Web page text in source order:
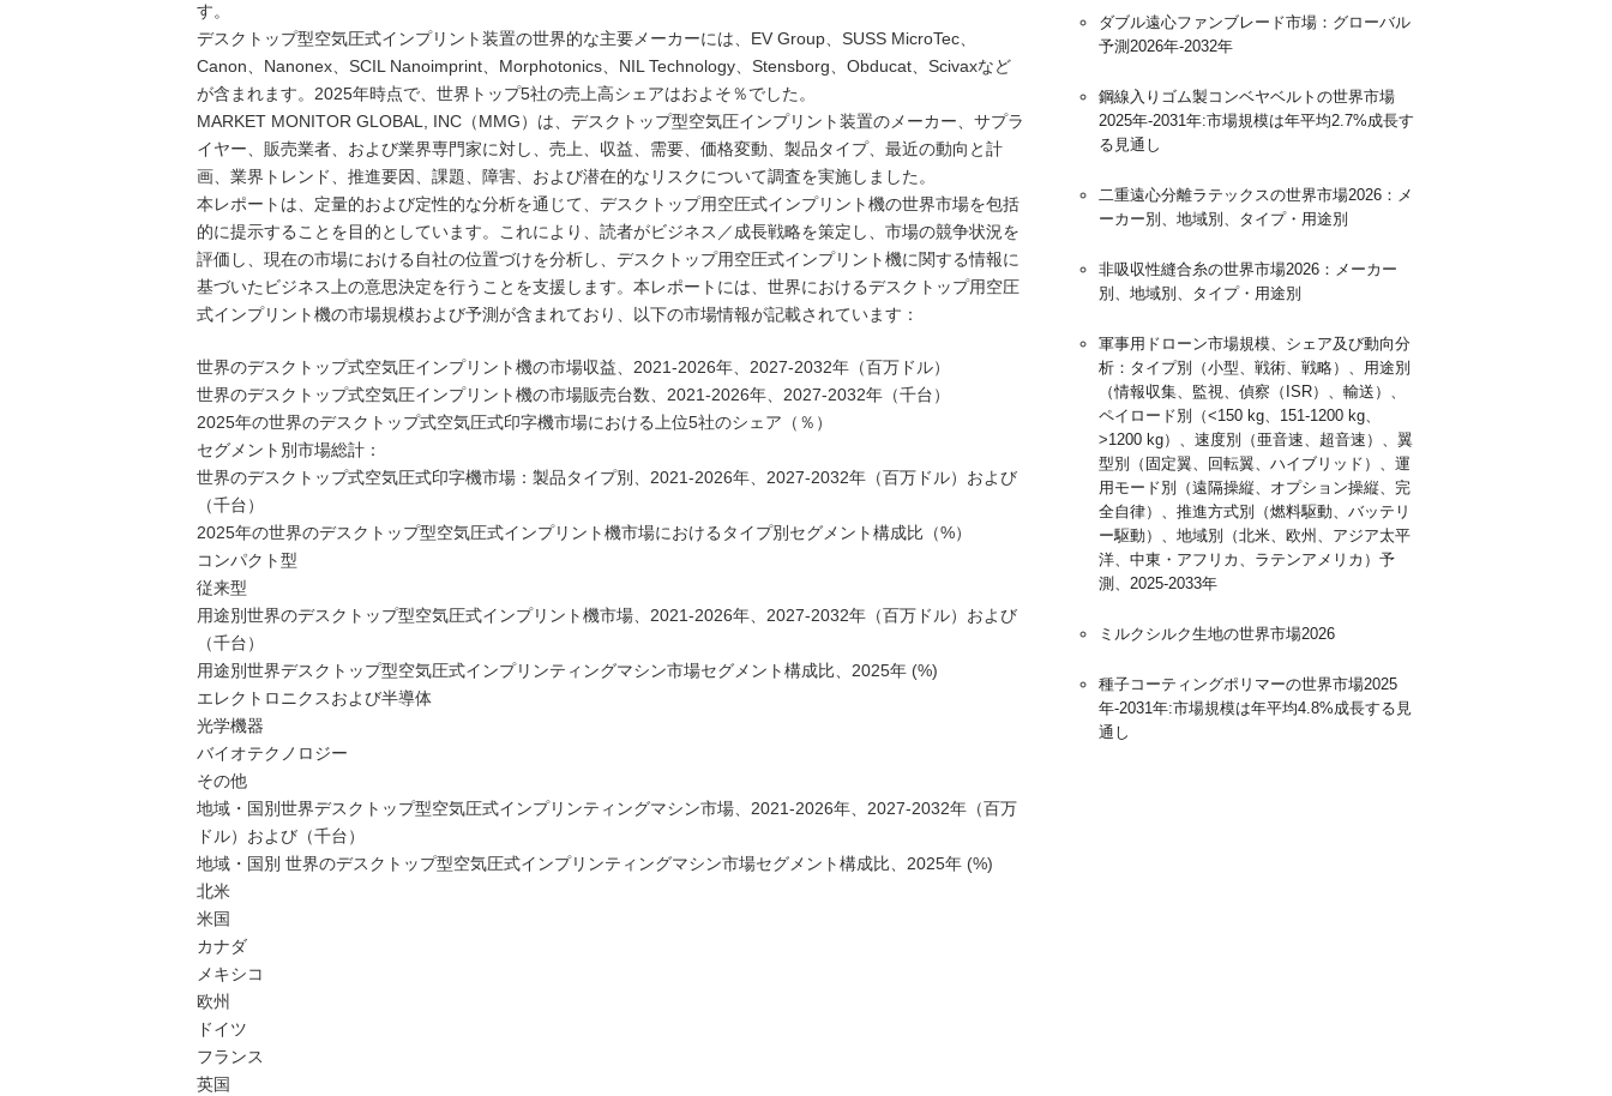
す。
デスクトップ型空気圧式インプリント装置の世界的な主要メーカーには、EV Group、SUSS MicroTec、
Canon、Nanonex、SCIL Nanoimprint、Morphotonics、NIL Technology、Stensborg、Obducat、Scivaxなど
が含まれます。2025年時点で、世界トップ5社の売上高シェアはおよそ％でした。
MARKET MONITOR GLOBAL, INC（MMG）は、デスクトップ型空気圧インプリント装置のメーカー、サプラ
イヤー、販売業者、および業界専門家に対し、売上、収益、需要、価格変動、製品タイプ、最近の動向と計
画、業界トレンド、推進要因、課題、障害、および潜在的なリスクについて調査を実施しました。
本レポートは、定量的および定性的な分析を通じて、デスクトップ用空圧式インプリント機の世界市場を包括
的に提示することを目的としています。これにより、読者がビジネス／成長戦略を策定し、市場の競争状況を
評価し、現在の市場における自社の位置づけを分析し、デスクトップ用空圧式インプリント機に関する情報に
基づいたビジネス上の意思決定を行うことを支援します。本レポートには、世界におけるデスクトップ用空圧
式インプリント機の市場規模および予測が含まれており、以下の市場情報が記載されています：
世界のデスクトップ式空気圧インプリント機の市場収益、2021-2026年、2027-2032年（百万ドル）
世界のデスクトップ式空気圧インプリント機の市場販売台数、2021-2026年、2027-2032年（千台）
2025年の世界のデスクトップ式空気圧式印字機市場における上位5社のシェア（％）
セグメント別市場総計：
世界のデスクトップ式空気圧式印字機市場：製品タイプ別、2021-2026年、2027-2032年（百万ドル）および
（千台）
2025年の世界のデスクトップ型空気圧式インプリント機市場におけるタイプ別セグメント構成比（%）
コンパクト型
従来型
用途別世界のデスクトップ型空気圧式インプリント機市場、2021-2026年、2027-2032年（百万ドル）および
（千台）
用途別世界デスクトップ型空気圧式インプリンティングマシン市場セグメント構成比、2025年 (%)
エレクトロニクスおよび半導体
光学機器
バイオテクノロジー
その他
地域・国別世界デスクトップ型空気圧式インプリンティングマシン市場、2021-2026年、2027-2032年（百万
ドル）および（千台）
地域・国別 世界のデスクトップ型空気圧式インプリンティングマシン市場セグメント構成比、2025年 (%)
北米
米国
カナダ
メキシコ
欧州
ドイツ
フランス
英国
ダブル遠心ファンブレード市場：グローバル
予測2026年-2032年
鋼線入りゴム製コンベヤベルトの世界市場
2025年-2031年:市場規模は年平均2.7%成長す
る見通し
二重遠心分離ラテックスの世界市場2026：メ
ーカー別、地域別、タイプ・用途別
非吸収性縫合糸の世界市場2026：メーカー
別、地域別、タイプ・用途別
軍事用ドローン市場規模、シェア及び動向分
析：タイプ別（小型、戦術、戦略）、用途別
（情報収集、監視、偵察（ISR）、輸送）、
ペイロード別（<150 kg、151-1200 kg、
>1200 kg）、速度別（亜音速、超音速）、翼
型別（固定翼、回転翼、ハイブリッド）、運
用モード別（遠隔操縦、オプション操縦、完
全自律）、推進方式別（燃料駆動、バッテリ
ー駆動）、地域別（北米、欧州、アジア太平
洋、中東・アフリカ、ラテンアメリカ）予
測、2025-2033年
ミルクシルク生地の世界市場2026
種子コーティングポリマーの世界市場2025
年-2031年:市場規模は年平均4.8%成長する見
通し